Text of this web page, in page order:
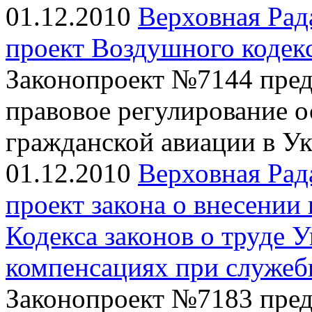
01.12.2010 Верховная
проект Воздушного
Законопроект №7144
правовое регулирование
гражданской авиации в
01.12.2010 Верховная
проект закона о
Кодекса законов о труде
компенсациях при
Законопроект №7183